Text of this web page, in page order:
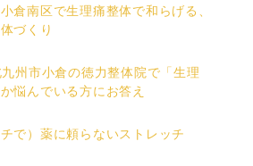
倉南区で生理痛整体で和らげる、
づくり
九州市小倉の徳力整体院で「生理
悩んでいる方にお答え
で）薬に頼らないストレッチ